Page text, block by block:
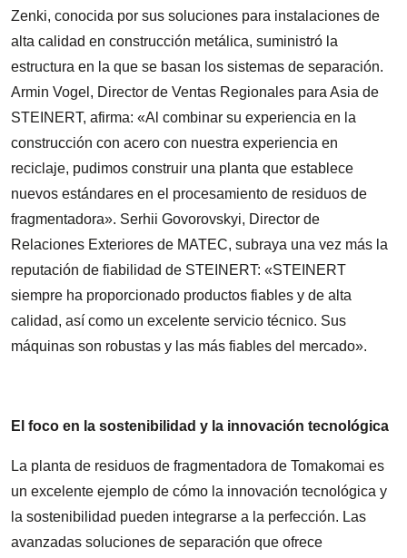
Zenki, conocida por sus soluciones para instalaciones de
alta calidad en construcción metálica, suministró la
estructura en la que se basan los sistemas de separación.
Armin Vogel, Director de Ventas Regionales para Asia de
STEINERT, afirma: «Al combinar su experiencia en la
construcción con acero con nuestra experiencia en
reciclaje, pudimos construir una planta que establece
nuevos estándares en el procesamiento de residuos de
fragmentadora». Serhii Govorovskyi, Director de
Relaciones Exteriores de MATEC, subraya una vez más la
reputación de fiabilidad de STEINERT: «STEINERT
siempre ha proporcionado productos fiables y de alta
calidad, así como un excelente servicio técnico. Sus
máquinas son robustas y las más fiables del mercado».
El foco en la sostenibilidad y la innovación tecnológica
La planta de residuos de fragmentadora de Tomakomai es
un excelente ejemplo de cómo la innovación tecnológica y
la sostenibilidad pueden integrarse a la perfección. Las
avanzadas soluciones de separación que ofrece